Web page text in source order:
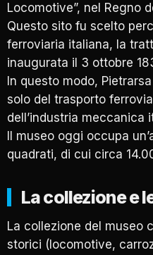
Locomotive”, nel Regno
Questo sito fu scelto
ferroviaria italiana, la
inaugurata il 3 ottobre
In questo modo,
solo del trasporto
dell’industria meccanica
Il museo oggi occupa
quadrati, di cui circa
La collezione e
La collezione del museo
storici (locomotive,